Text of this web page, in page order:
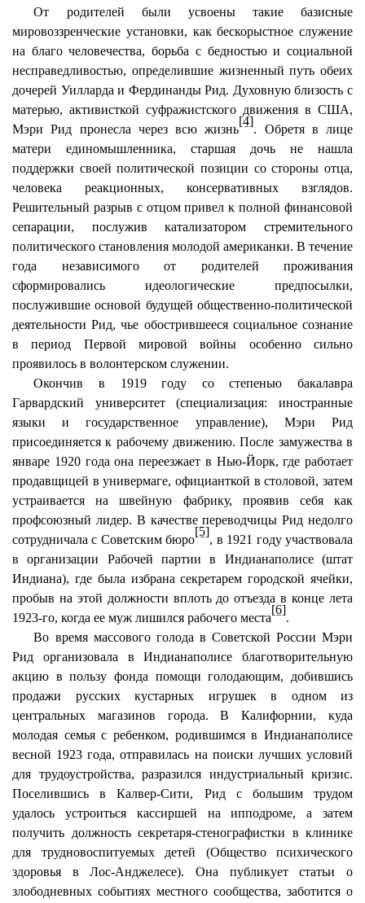
От родителей были усвоены такие базисные
мировоззренческие установки, как бескорыстное служение
на благо человечества, борьба с бедностью и социальной
несправедливостью, определившие жизненный путь обеих
дочерей Уилларда и Фердинанды Рид. Духовную близость с
матерью, активисткой суфражистского движения в США,
Мэри Рид пронесла через всю жизнь
[4]
. Обретя в лице
матери единомышленника, старшая дочь не нашла
поддержки своей политической позиции со стороны отца,
человека реакционных, консервативных взглядов.
Решительный разрыв с отцом привел к полной финансовой
сепарации, послужив катализатором стремительного
политического становления молодой американки. В течение
года независимого от родителей проживания
сформировались идеологические предпосылки,
послужившие основой будущей общественно-политической
деятельности Рид, чье обострившееся социальное сознание
в период Первой мировой войны особенно сильно
проявилось в волонтерском служении.
Окончив в 1919 году со степенью бакалавра
Гарвардский университет (специализация: иностранные
языки и государственное управление), Мэри Рид
присоединяется к рабочему движению. После замужества в
январе 1920 года она переезжает в Нью-Йорк, где работает
продавщицей в универмаге, официанткой в столовой, затем
устраивается на швейную фабрику, проявив себя как
профсоюзный лидер. В качестве переводчицы Рид недолго
сотрудничала с Советским бюро
[5]
, в 1921 году участвовала
в организации Рабочей партии в Индианаполисе (штат
Индиана), где была избрана секретарем городской ячейки,
пробыв на этой должности вплоть до отъезда в конце лета
1923-го, когда ее муж лишился рабочего места
[6]
.
Во время массового голода в Советской России Мэри
Рид организовала в Индианаполисе благотворительную
акцию в пользу фонда помощи голодающим, добившись
продажи русских кустарных игрушек в одном из
центральных магазинов города. В Калифорнии, куда
молодая семья с ребенком, родившимся в Индианаполисе
весной 1923 года, отправилась на поиски лучших условий
для трудоустройства, разразился индустриальный кризис.
Поселившись в Калвер-Сити, Рид с большим трудом
удалось устроиться кассиршей на ипподроме, а затем
получить должность секретаря-стенографистки в клинике
для трудновоспитуемых детей (Общество психического
здоровья в Лос-Анджелесе). Она публикует статьи о
злободневных событиях местного сообщества, заботится о